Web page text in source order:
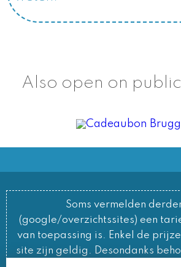
Also open on
Soms vermelden
(google/overzichtssites) een
van toepassing is. Enkel de
site zijn geldig. Desondanks